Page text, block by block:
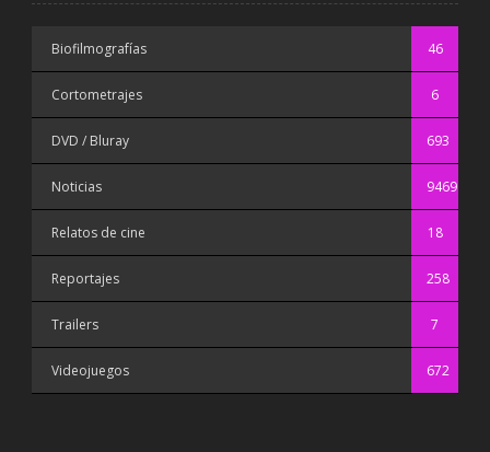
Biofilmografías 46
Cortometrajes 6
DVD / Bluray 693
Noticias 9469
Relatos de cine 18
Reportajes 258
Trailers 7
Videojuegos 672